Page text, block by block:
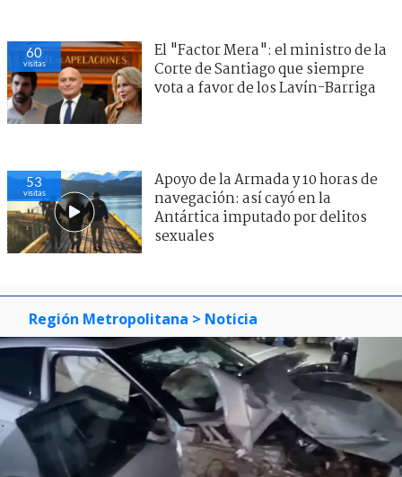
60
visitas
El "Factor Mera": el ministro de la
Corte de Santiago que siempre
vota a favor de los Lavín-Barriga
53
visitas
Apoyo de la Armada y 10 horas de
navegación: así cayó en la
Antártica imputado por delitos
sexuales
Región Metropolitana > Noticia